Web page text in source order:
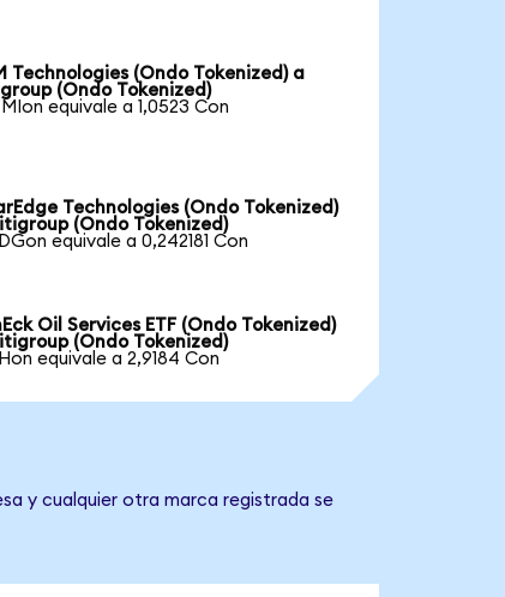
Technologies (Ondo Tokenized) a
(Ondo Tokenized)
equivale a 1,0523 Con
Technologies (Ondo Tokenized)
(Ondo Tokenized)
equivale a 0,242181 Con
Oil Services ETF (Ondo Tokenized)
(Ondo Tokenized)
equivale a 2,9184 Con
y cualquier otra marca registrada se